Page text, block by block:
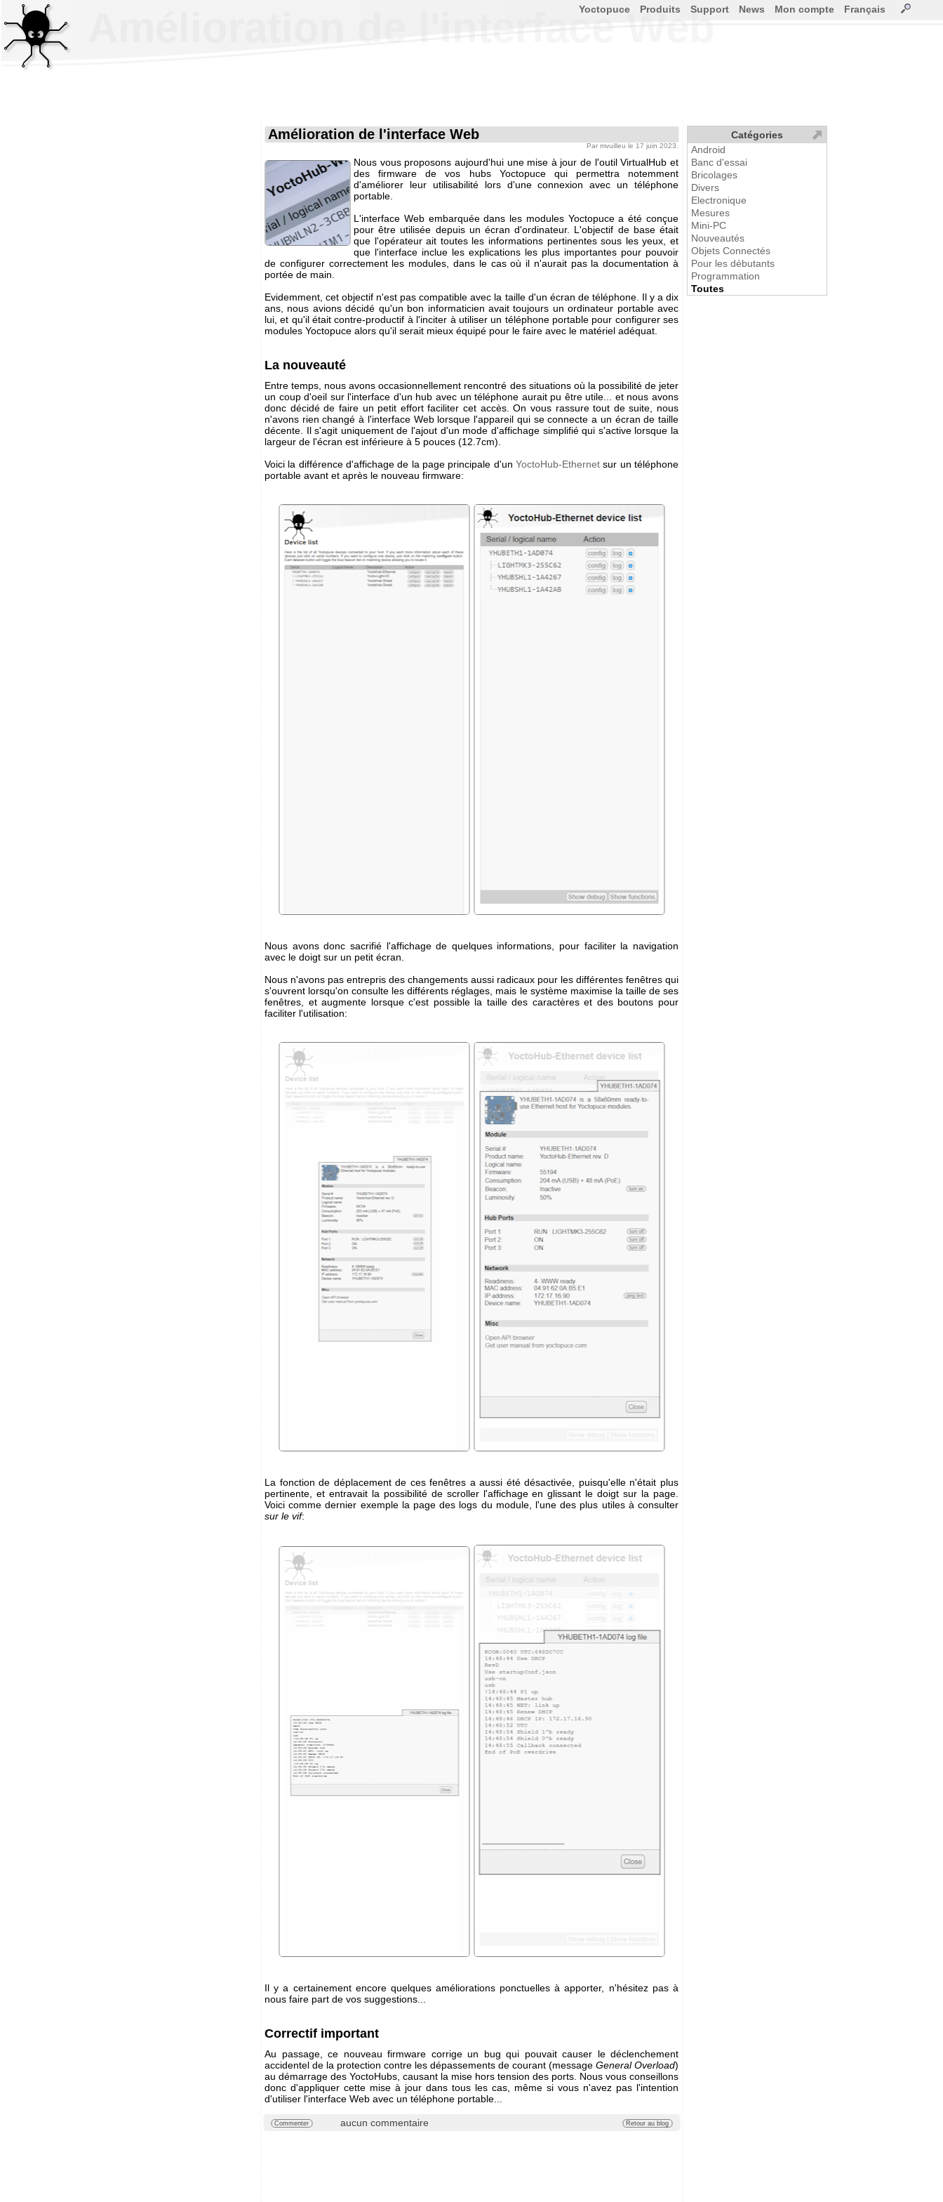
Amélioration de l'interface Web
Amélioration de l'interface Web
Par mvuilleu le 17 juin 2023.
Nous vous proposons aujourd'hui une mise à jour de l'outil VirtualHub et
des firmware de vos hubs Yoctopuce qui permettra notemment
d'améliorer leur utilisabilité lors d'une connexion avec un téléphone
portable.
L'interface Web embarquée dans les modules Yoctopuce a été conçue
pour être utilisée depuis un écran d'ordinateur. L'objectif de base était
que l'opérateur ait toutes les informations pertinentes sous les yeux, et
que l'interface inclue les explications les plus importantes pour pouvoir
de configurer correctement les modules, dans le cas où il n'aurait pas la documentation à
portée de main.
Evidemment, cet objectif n'est pas compatible avec la taille d'un écran de téléphone. Il y a dix
ans, nous avions décidé qu'un bon informaticien avait toujours un ordinateur portable avec
lui, et qu'il était contre-productif à l'inciter à utiliser un téléphone portable pour configurer ses
modules Yoctopuce alors qu'il serait mieux équipé pour le faire avec le matériel adéquat.
La nouveauté
Entre temps, nous avons occasionnellement rencontré des situations où la possibilité de jeter
un coup d'oeil sur l'interface d'un hub avec un téléphone aurait pu être utile... et nous avons
donc décidé de faire un petit effort faciliter cet accès. On vous rassure tout de suite, nous
n'avons rien changé à l'interface Web lorsque l'appareil qui se connecte a un écran de taille
décente. Il s'agit uniquement de l'ajout d'un mode d'affichage simplifié qui s'active lorsque la
largeur de l'écran est inférieure à 5 pouces (12.7cm).
Voici la différence d'affichage de la page principale d'un YoctoHub-Ethernet sur un téléphone
portable avant et après le nouveau firmware:
Nous avons donc sacrifié l'affichage de quelques informations, pour faciliter la navigation
avec le doigt sur un petit écran.
Nous n'avons pas entrepris des changements aussi radicaux pour les différentes fenêtres qui
s'ouvrent lorsqu'on consulte les différents réglages, mais le système maximise la taille de ses
fenêtres, et augmente lorsque c'est possible la taille des caractères et des boutons pour
faciliter l'utilisation:
La fonction de déplacement de ces fenêtres a aussi été désactivée, puisqu'elle n'était plus
pertinente, et entravait la possibilité de scroller l'affichage en glissant le doigt sur la page.
Voici comme dernier exemple la page des logs du module, l'une des plus utiles à consulter
sur le vif:
Il y a certainement encore quelques améliorations ponctuelles à apporter, n'hésitez pas à
nous faire part de vos suggestions...
Correctif important
Au passage, ce nouveau firmware corrige un bug qui pouvait causer le déclenchement
accidentel de la protection contre les dépassements de courant (message General Overload)
au démarrage des YoctoHubs, causant la mise hors tension des ports. Nous vous conseillons
donc d'appliquer cette mise à jour dans tous les cas, même si vous n'avez pas l'intention
d'utiliser l'interface Web avec un téléphone portable...
Commenter aucun commentaire Retour au blog
Yoctopuce Produits Support News Mon compte Français
Catégories
Android
Banc d'essai
Bricolages
Divers
Electronique
Mesures
Mini-PC
Nouveautés
Objets Connectés
Pour les débutants
Programmation
Toutes